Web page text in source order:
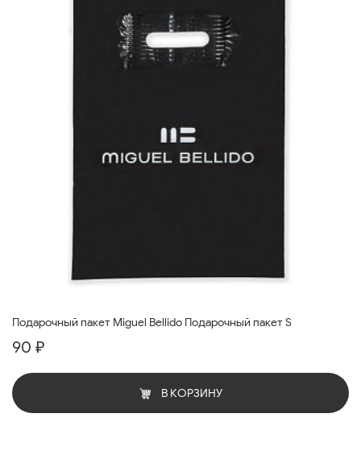
Подарочный пакет Miguel Bellido Подарочный пакет S
90 ₽
В КОРЗИНУ